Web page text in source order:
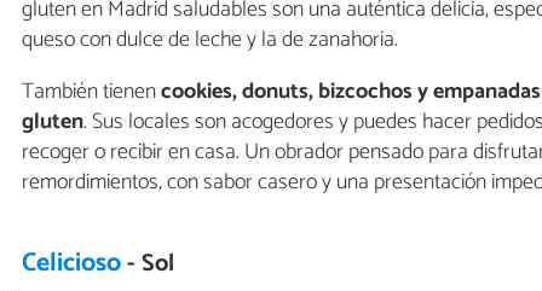
gluten en Madrid saludables son una auténtica delicia,
queso con dulce de leche y la de zanahoria.
También tienencookies, donuts, bizcochos y
gluten. Sus locales son acogedores y puedes hacer
recoger o recibir en casa. Un obrador pensado para
remordimientos, con sabor casero y una presentación
Celicioso- Sol